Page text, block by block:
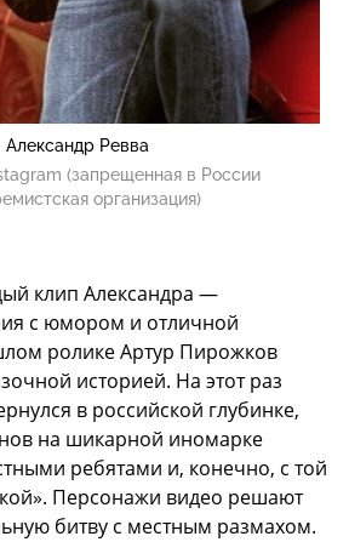
Александр Ревва
(запрещенная в России
организация)
клип Александра —
с юмором и отличной
ролике Артур Пирожков
историей. На этот раз
в российской глубинке,
на шикарной иномарке
ребятами и, конечно, с той
Персонажи видео решают
битву с местным размахом.